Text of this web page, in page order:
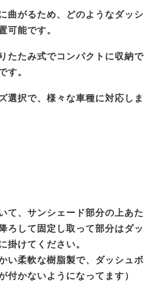
曲がるため、どのようなダッシ
可能です。
たたみ式でコンパクトに収納で
す。
選択で、様々な車種に対応しま
て、サンシェード部分の上あた
ろして固定し取って部分はダッ
掛けてください。
い柔軟な樹脂製で、ダッシュボ
付かないようになってます）